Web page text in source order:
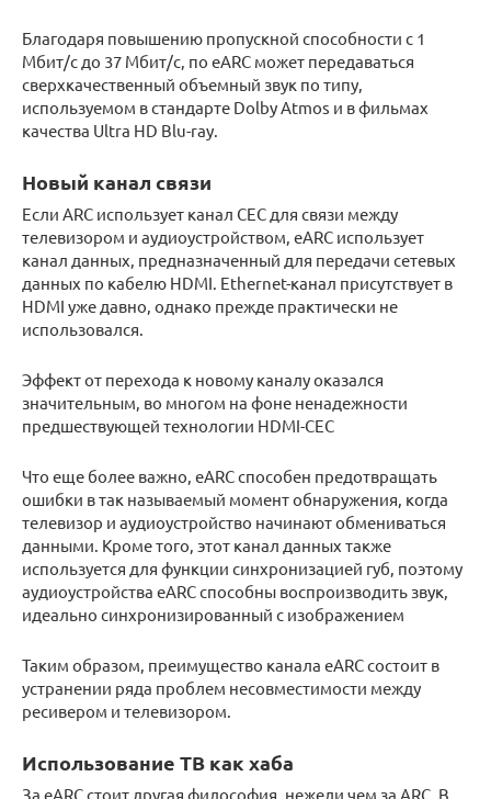
Благодаря повышению пропускной способности с 1
Мбит/с до 37 Мбит/с, по eARC может передаваться
сверхкачественный объемный звук по типу,
используемом в стандарте Dolby Atmos и в фильмах
качества Ultra HD Blu-ray.
Новый канал связи
Если ARC использует канал CEC для связи между
телевизором и аудиоустройством, eARC использует
канал данных, предназначенный для передачи сетевых
данных по кабелю HDMI. Ethernet-канал присутствует в
HDMI уже давно, однако прежде практически не
использовался.
Эффект от перехода к новому каналу оказался
значительным, во многом на фоне ненадежности
предшествующей технологии HDMI-CEC
Что еще более важно, eARC способен предотвращать
ошибки в так называемый момент обнаружения, когда
телевизор и аудиоустройство начинают обмениваться
данными. Кроме того, этот канал данных также
используется для функции синхронизацией губ, поэтому
аудиоустройства eARC способны воспроизводить звук,
идеально синхронизированный с изображением
Таким образом, преимущество канала eARC состоит в
устранении ряда проблем несовместимости между
ресивером и телевизором.
Использование ТВ как хаба
За eARC стоит другая философия, нежели чем за ARC. В